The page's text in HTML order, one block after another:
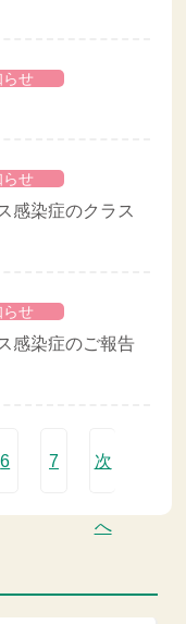
らせ
らせ
感染症のクラス
らせ
感染症のご報告
6 7 次
へ